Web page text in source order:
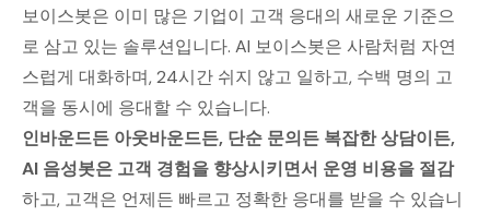
보이스봇은 이미 많은 기업이 고객 응대의 새로운 기준으
로 삼고 있는 솔루션입니다. AI 보이스봇은 사람처럼 자연
스럽게 대화하며, 24시간 쉬지 않고 일하고, 수백 명의 고
객을 동시에 응대할 수 있습니다.
인바운드든 아웃바운드든, 단순 문의든 복잡한 상담이든,
AI 음성봇은 고객 경험을 향상시키면서 운영 비용을 절감
하고, 고객은 언제든 빠르고 정확한 응대를 받을 수 있습니